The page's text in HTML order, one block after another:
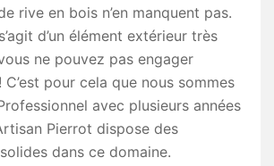
rive en bois n’en manquent pas.
d’un élément extérieur très
ne pouvez pas engager
C’est pour cela que nous sommes
avec plusieurs années
Pierrot dispose des
dans ce domaine.